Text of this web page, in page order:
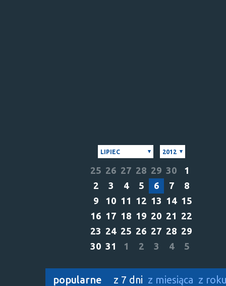
LIPIEC 2012
25 26 27 28 29 30
1
2
3 4 5 6 7
8
9
10 11 12 13 14 15
16 17 18 19 20 21 22
23 24 25 26 27 28 29
30 31 1 2 3 4 5
popularne z 7 dni z miesiąca z